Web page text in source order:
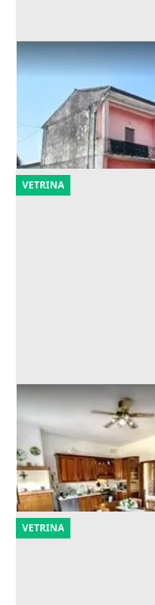
Asta Locale
Zevio (Verona)
25.792 €
29/09/2026
VETRINA
Asta Appartamento
Zevio (Verona)
Offerta minima
157.296 €
29/09/2026
VETRINA